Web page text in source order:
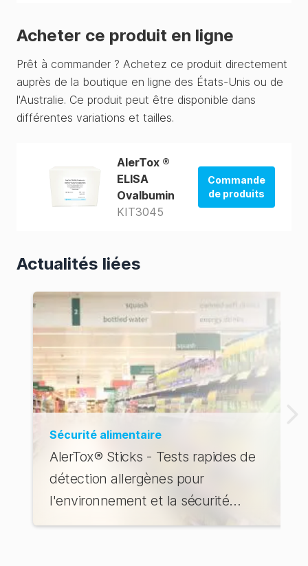
Acheter ce produit en ligne
Prêt à commander ? Achetez ce produit directement
auprès de la boutique en ligne des États-Unis ou de
l'Australie. Ce produit peut être disponible dans
différentes variations et tailles.
AlerTox ®
ELISA
Ovalbumin
KIT3045
Commande
de produits
Actualités liées
Sécurité alimentaire
AlerTox® Sticks - Tests rapides de
détection allergènes pour
l'environnement et la sécurité
alimentaire